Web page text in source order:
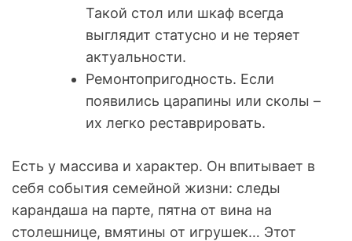
Такой стол или шкаф всегда
выглядит статусно и не теряет
актуальности.
Ремонтопригодность. Если
появились царапины или сколы –
их легко реставрировать.
Есть у массива и характер. Он впитывает в
себя события семейной жизни: следы
карандаша на парте, пятна от вина на
столешнице, вмятины от игрушек… Этот